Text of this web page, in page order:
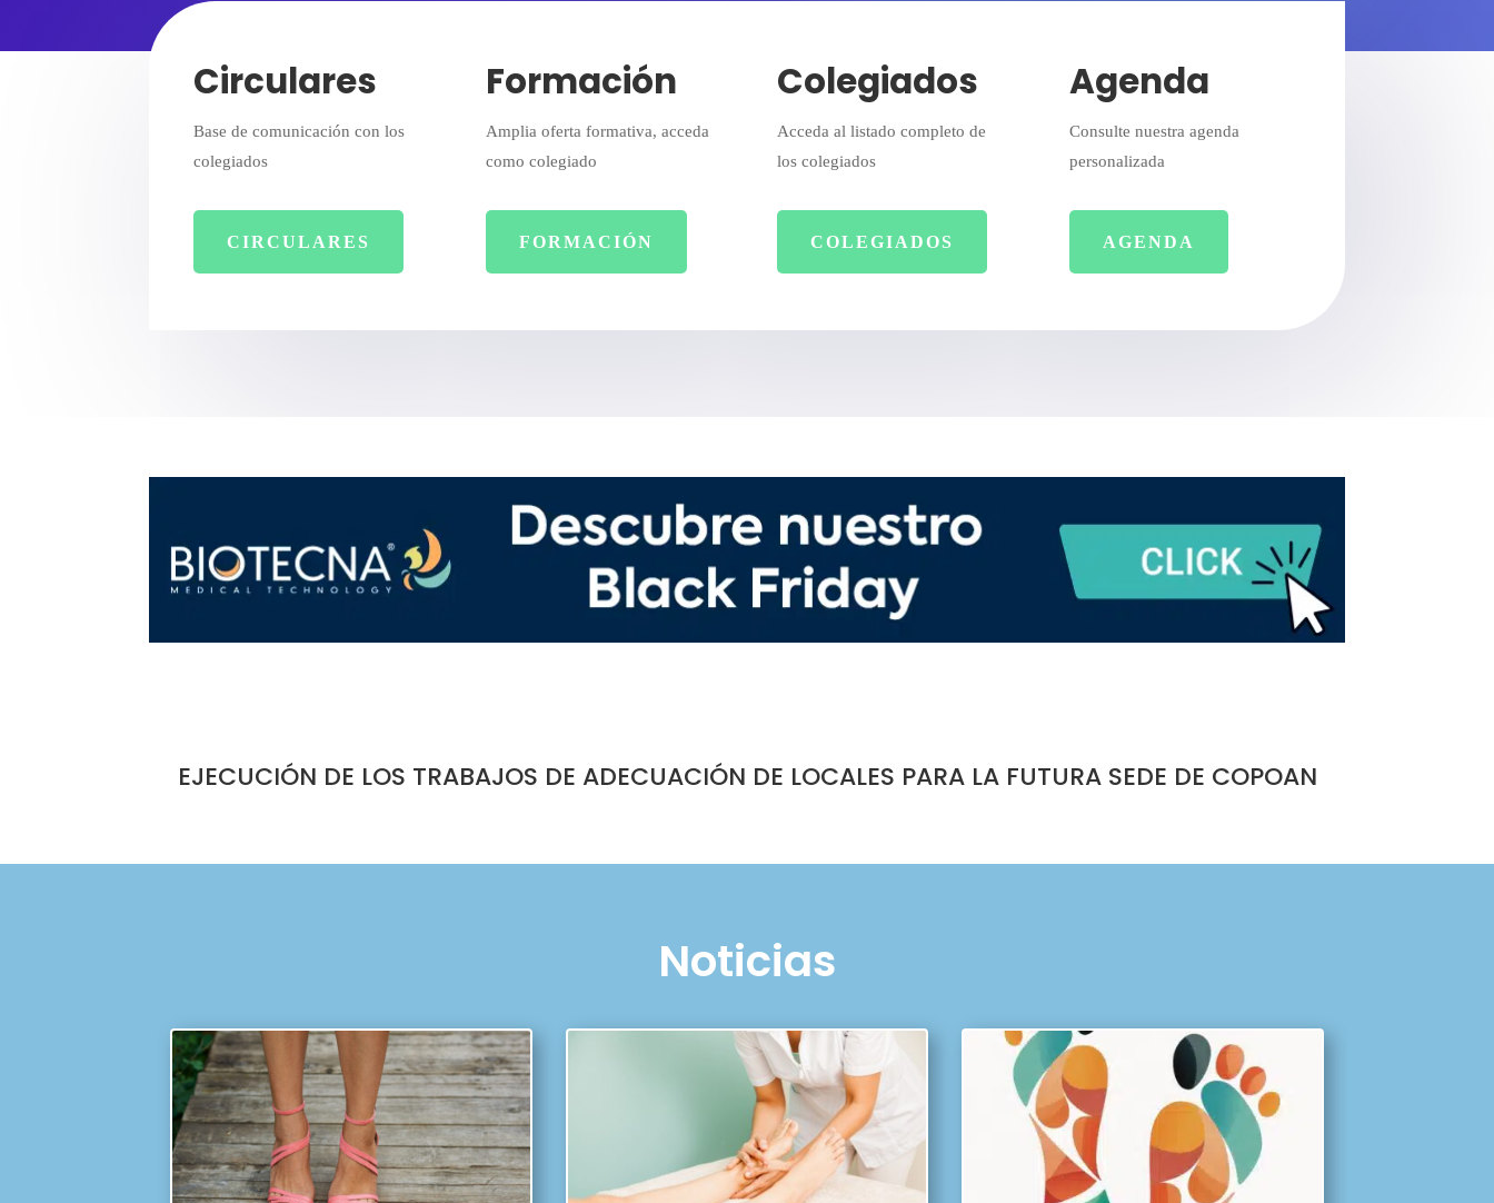
Circulares
Base de comunicación con los
colegiados
CIRCULARES
Formación
Amplia oferta formativa, acceda
como colegiado
FORMACIÓN
Colegiados
Acceda al listado completo de
los colegiados
COLEGIADOS
Agenda
Consulte nuestra agenda
personalizada
AGENDA
EJECUCIÓN DE LOS TRABAJOS DE ADECUACIÓN DE LOCALES PARA LA FUTURA SEDE DE COPOAN
Noticias